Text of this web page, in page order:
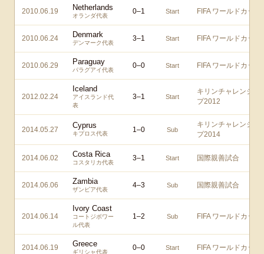
2010.06.19 Netherlands
オランダ代表
0–1 Start FIFA ワールドカップ
2010.06.24 Denmark
デンマーク代表
3–1 Start FIFA ワールドカップ
2010.06.29 Paraguay
パラグアイ代表
0–0 Start FIFA ワールドカップ
2012.02.24
Iceland
アイスランド代
表
3–1 Start
キリンチャレンジカ
プ2012
2014.05.27 Cyprus
キプロス代表 1–0 Sub
キリンチャレンジカ
プ2014
2014.06.02 Costa Rica
コスタリカ代表
3–1 Start 国際親善試合
2014.06.06 Zambia
ザンビア代表
4–3 Sub 国際親善試合
2014.06.14
Ivory Coast
コートジボワー
ル代表
1–2 Sub FIFA ワールドカップ
2014.06.19 Greece
ギリシャ代表
0–0 Start FIFA ワールドカップ